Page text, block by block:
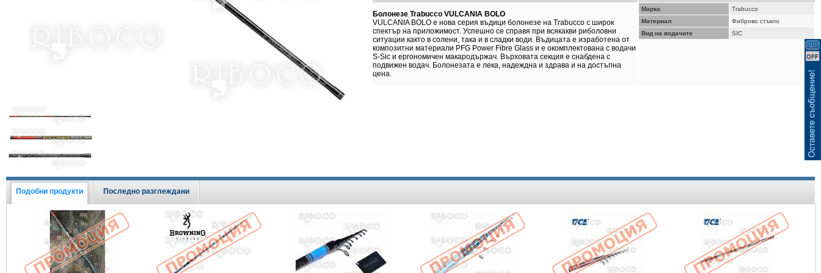
Болонезе Trabucco VULCANIA BOLO
VULCANIA BOLO е нова серия въдици болонезе на Trabucco с широк
спектър на приложимост. Успешно се справя при всякакви риболовни
ситуации както в солени, така и в сладки води. Въдицата е изработена от
композитни материали PFG Power Fibre Glass и е окомплектована с водачи
S-Sic и ергономичен макародържач. Върховата секция е снабдена с
подвижен водач. Болонезата е лека, надеждна и здрава и на достъпна
цена.
Марка
Trabucco
Материал
Фиброво стъкло
Вид на водачите
SIC
Подобни продукти Последно разглеждани